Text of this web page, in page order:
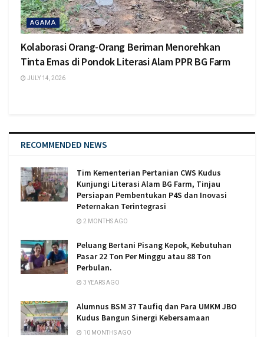
AGAMA
Kolaborasi Orang-Orang Beriman Menorehkan
Tinta Emas di Pondok Literasi Alam PPR BG Farm
JULY 14, 2026
RECOMMENDED NEWS
Tim Kementerian Pertanian CWS Kudus
Kunjungi Literasi Alam BG Farm, Tinjau
Persiapan Pembentukan P4S dan Inovasi
Peternakan Terintegrasi
2 MONTHS AGO
Peluang Bertani Pisang Kepok, Kebutuhan
Pasar 22 Ton Per Minggu atau 88 Ton
Perbulan.
3 YEARS AGO
Alumnus BSM 37 Taufiq dan Para UMKM JBO
Kudus Bangun Sinergi Kebersamaan
10 MONTHS AGO